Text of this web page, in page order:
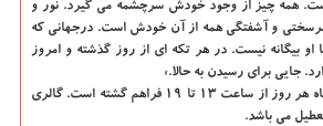
همه چیز از وجود خودش سرچشمه می گیرد. نور و
و آشفتگی همه از آن خودش است. درجهانی که
او بیگانه نیست. در هر تکه ای از روز گذشته و امروز
جایی برای رسیدن به حالا.»
امکان بازدید از این نمایشگاه هر روز از ساعت ۱۳ تا ۱۹ فراهم گشته است. گالری
می باشد.